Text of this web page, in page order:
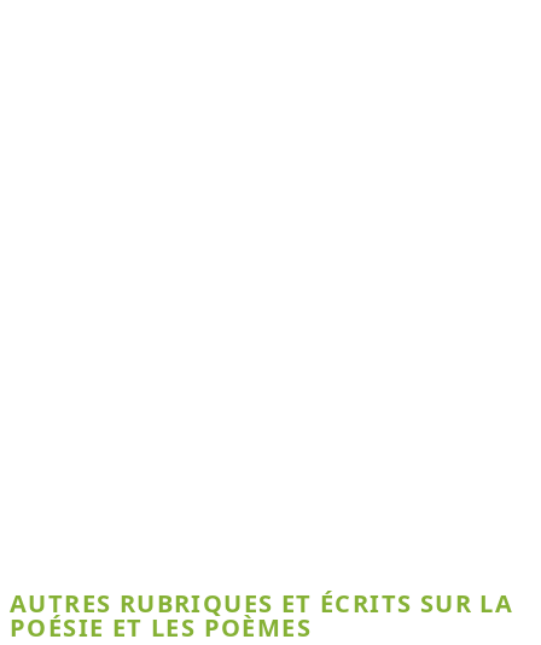
AUTRES RUBRIQUES ET ÉCRITS SUR LA
POÉSIE ET LES POÈMES